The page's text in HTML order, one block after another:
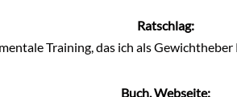
Ratschlag:
Training, das ich als
Buch, Webseite: